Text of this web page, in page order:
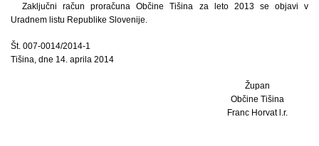
Zaključni račun proračuna Občine Tišina za leto 2013 se objavi v
Uradnem listu Republike Slovenije.
Št. 007-0014/2014-1
Tišina, dne 14. aprila 2014
Župan
Občine Tišina
Franc Horvat l.r.